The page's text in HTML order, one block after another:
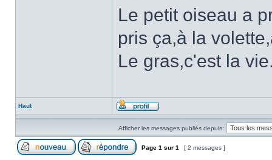
Le petit oiseau a
pris ça,à la
Le gras,c'est la
Haut
Afficher les messages publiés depuis:
Page 1 sur 1 [ 2 messages ]